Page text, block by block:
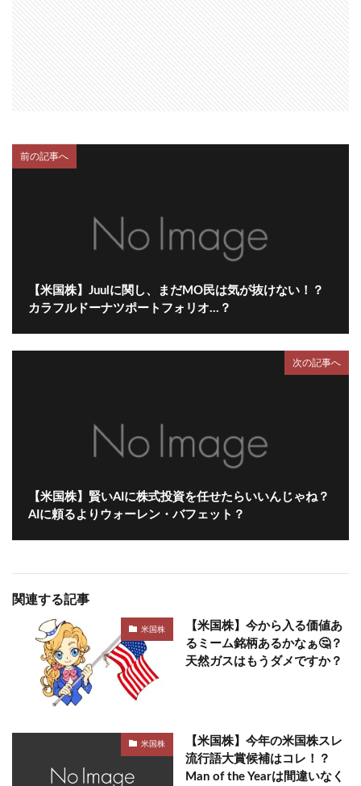
前の記事へ
【米国株】Juulに関し、まだMO民は気が抜けない！？
カラフルドーナツポートフォリオ…？
次の記事へ
【米国株】賢いAIに株式投資を任せたらいいんじゃね？
AIに頼るよりウォーレン・バフェット？
関連する記事
米国株
【米国株】今から入る価値あ
るミーム銘柄あるかなぁ🤔？
天然ガスはもうダメですか？
米国株
【米国株】今年の米国株スレ
流行語大賞候補はコレ！？
Man of the Yearは間違いなく